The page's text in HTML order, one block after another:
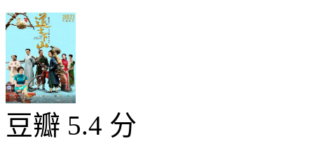
豆瓣 5.4 分